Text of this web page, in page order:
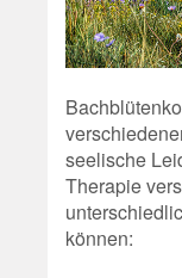
seelische
Therapie
können: